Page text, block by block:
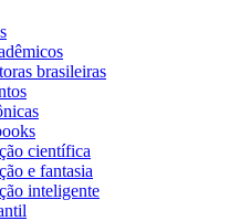
brasileiras
científica
e fantasia
inteligente